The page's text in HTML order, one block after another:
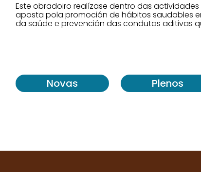
Este obradoiro realízase dentro das
aposta pola promoción de hábitos saudables
da saúde e prevención das condutas aditivas
Novas Plenos